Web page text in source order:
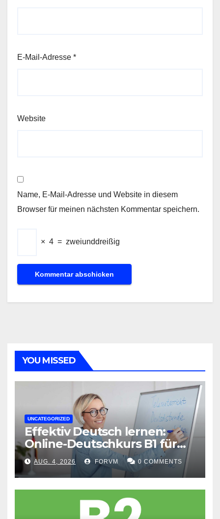
E-Mail-Adresse *
Website
Name, E-Mail-Adresse und Website in diesem
Browser für meinen nächsten Kommentar speichern.
× 4 = zweiunddreißig
YOU MISSED
UNCATEGORIZED
Effektiv Deutsch lernen:
Online-Deutschkurs B1 für
flexible Lernerfolge
AUG. 4, 2026 FORVM 0 COMMENTS